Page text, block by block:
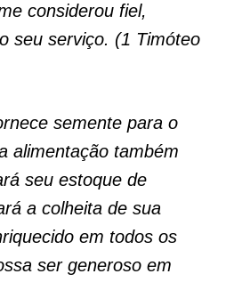
considerou fiel,
seu serviço. (1 Timóteo
semente para o
alimentação também
seu estoque de
a colheita de sua
em todos os
ser generoso em